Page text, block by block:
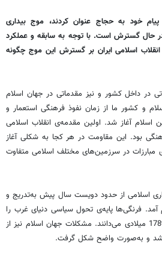
خود به حجاج عنوان کردند، موج بیداری
در حال گسترش است. با توجه به سابقه و عملکرد
انقلاب اسلامی ایران بر گسترش این موج چگونه
در داخل کشور و نیز مقدماتی در جهان اسلام
و کشور ما از زمان نفوذ فرهنگی استعمار و
اسلام آغاز شد. اولین مقدمه‌ی انقلاب اسلامی
بود. این مقاومت در هر کجا به شکلی آغاز
در سرزمین‌های مختلف اسلامی متفاوت
اسلامی از حدود دویست سال پیش به‌تدریج و
آمد. فرنگی‌ها پایه‌ی تحول سیاسی دنیای غرب را
از انقلاب کبیر فرانسه در سال 1789 میلادی می‌دانند. مشکلات جهان اسلام نیز از
شد و به‌صورت واضح شکل گرفت.